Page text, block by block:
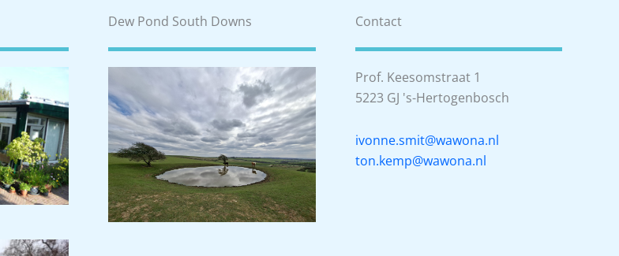
Dew Pond South Downs Contact
Prof. Keesomstraat 1
5223 GJ 's-Hertogenbosch
ivonne.smit@wawona.nl
ton.kemp@wawona.nl